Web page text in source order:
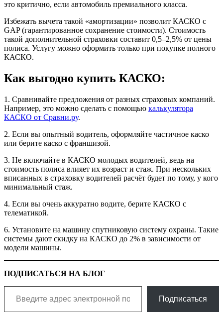
это критично, если автомобиль премиального класса.
Избежать вычета такой «амортизации» позволит КАСКО с
GAP (гарантированное сохранение стоимости). Стоимость
такой дополнительной страховки составит 0,5–2,5% от цены
полиса. Услугу можно оформить только при покупке полного
КАСКО.
Как выгодно купить КАСКО:
1. Сравнивайте предложения от разных страховых компаний.
Например, это можно сделать с помощью калькулятора
КАСКО от Сравни.ру.
2. Если вы опытный водитель, оформляйте частичное каско
или берите каско с франшизой.
3. Не включайте в КАСКО молодых водителей, ведь на
стоимость полиса влияет их возраст и стаж. При нескольких
вписанных в страховку водителей расчёт будет по тому, у кого
минимальный стаж.
4. Если вы очень аккуратно водите, берите КАСКО с
телематикой.
6. Установите на машину спутниковую систему охраны. Такие
системы дают скидку на КАСКО до 2% в зависимости от
модели машины.
ПОДПИСАТЬСЯ НА БЛОГ
Введите адрес электронной почты…
Подписаться